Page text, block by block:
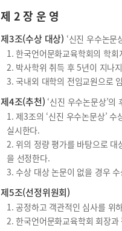
제 2 장 운 영
제3조(수상 대상) ‘신진 우수논
1. 한국언어문화교육학회의 학
2. 박사학위 취득 후 5년이 지나
3. 국내외 대학의 전임교원으로
제4조(추천) ‘신진 우수논문상’
1. 제3조의 ‘신진 우수논문상’
실시한다.
2. 위의 정량 평가를 바탕으로 대
을 선정한다.
3. 수상 대상 논문이 없을 경우
제5조(선정위원회)
1. 공정하고 객관적인 심사를 위
2. 한국언어문화교육학회 회장